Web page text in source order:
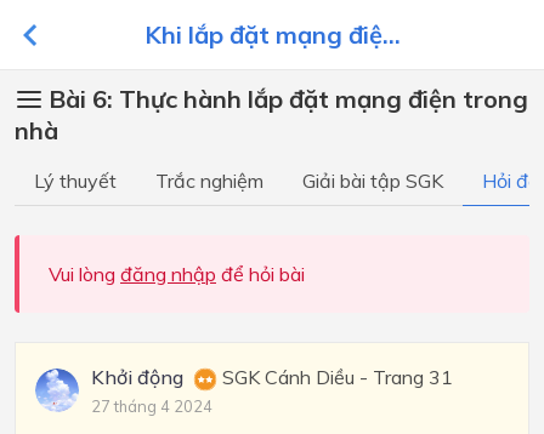
Khi lắp đặt mạng điệ...
Bài 6: Thực hành lắp đặt mạng điện trong
nhà
Lý thuyết Trắc nghiệm Giải bài tập SGK Hỏi
Vui lòng đăng nhập để hỏi bài
Khởi động SGK Cánh Diều - Trang 31
27 tháng 4 2024